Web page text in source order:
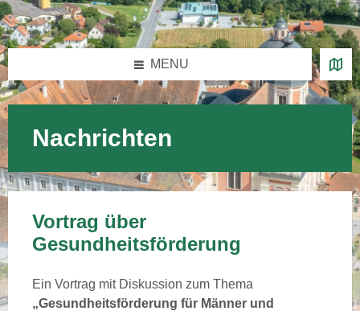
Skip
to
content
Skip
to
left
sidebar
Skip
to
right
sidebar
Skip
to
footer
MENU
Nachrichten
Vortrag über
Gesundheitsförderung
Ein Vortrag mit Diskussion zum Thema
„Gesundheitsförderung für Männer und